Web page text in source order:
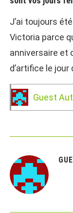
J’ai toujours
Victoria parce
anniversaire et
d’artifice le
Guest